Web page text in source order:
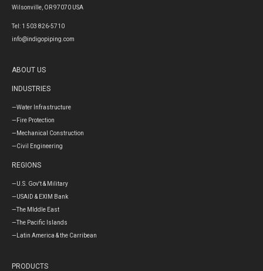
Wilsonville, OR 97070 USA
Tel: 1 503 826-5710
info@indigopiping.com
ABOUT US
INDUSTRIES
—Water Infrastructure
—Fire Protection
—Mechanical Construction
—Civil Engineering
REGIONS
—U.S. Gov't & Military
—USAID & EXIM Bank
—The MIddle East
—The Pacific Islands
—Latin America & the Carribean
PRODUCTS